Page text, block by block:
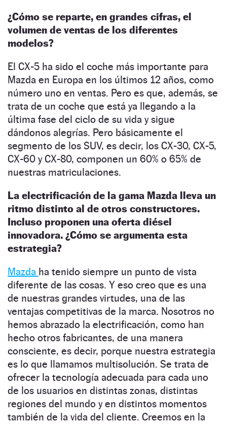
¿Cómo se reparte, en grandes cifras, el
volumen de ventas de los diferentes
modelos?
El CX-5 ha sido el coche más importante para
Mazda en Europa en los últimos 12 años, como
número uno en ventas. Pero es que, además, se
trata de un coche que está ya llegando a la
última fase del ciclo de su vida y sigue
dándonos alegrías. Pero básicamente el
segmento de los SUV, es decir, los CX-30, CX-5,
CX-60 y CX-80, componen un 60% o 65% de
nuestras matriculaciones.
La electrificación de la gama Mazda lleva un
ritmo distinto al de otros constructores.
Incluso proponen una oferta diésel
innovadora. ¿Cómo se argumenta esta
estrategia?
Mazda ha tenido siempre un punto de vista
diferente de las cosas. Y eso creo que es una
de nuestras grandes virtudes, una de las
ventajas competitivas de la marca. Nosotros no
hemos abrazado la electrificación, como han
hecho otros fabricantes, de una manera
consciente, es decir, porque nuestra estrategia
es lo que llamamos multisolución. Se trata de
ofrecer la tecnología adecuada para cada uno
de los usuarios en distintas zonas, distintas
regiones del mundo y en distintos momentos
también de la vida del cliente. Creemos en la